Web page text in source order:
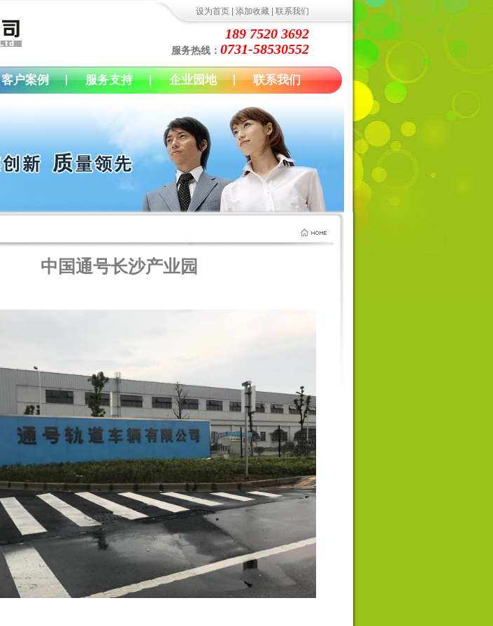
设为首页| 添加收藏| 联系我们
189 7520 3692
服务热线： 0731-58530552
客户案例 服务支持 企业园地 联系我们
中国通号长沙产业园